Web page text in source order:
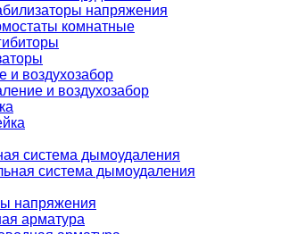
напряжения
комнатные
и воздухозабор
и воздухозабор
система дымоудаления
система дымоудаления
напряжения
арматура